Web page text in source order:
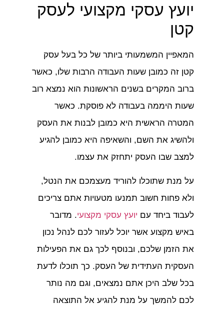
יועץ עסקי מקצועי לעסק
קטן
המאפיין המשמעותי ביותר של כל בעל עסק
קטן זה כמובן שעות העבודה הרבות שלו, כאשר
ברוב המקרים בשנים הראשונות הוא נמצא רוב
שעות היממה בעבודה לא פוסקת. כאשר
המטרה הראשית היא כמובן לבנות את העסק
ולהשיג את השם, והשאיפה היא כמובן להגיע
למצב שבו העסק יתחזק את עצמו.
על מנת שתוכלו להוריד מעצמכם את הנטל,
ולא פחות חשוב תמנעו מטעויות אתם צריכים
לעבוד ביחד עם יועץ עסקי מקצועי. מדובר
באיש מקצוע אשר יוכל לעזור לכם לנהל נכון
את הזמן שלכם, ובנוסף לכך גם את הפעילות
העסקית העתידית של העסק. כך תוכלו לדעת
בכל שלב היכן אתם נמצאים, וגם מה נותר
לכם להמשך על מנת להגיע אל התוצאה